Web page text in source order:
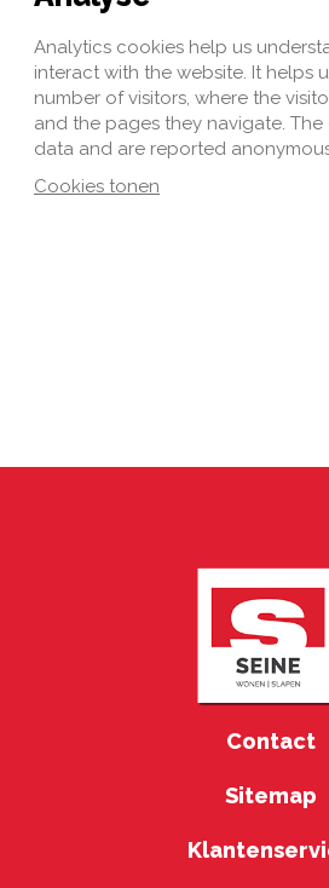
Analytics cookies help us
interact with the website. It helps
number of visitors, where the
and the pages they navigate.
data and are reported
Cookies tonen
Contact
Sitemap